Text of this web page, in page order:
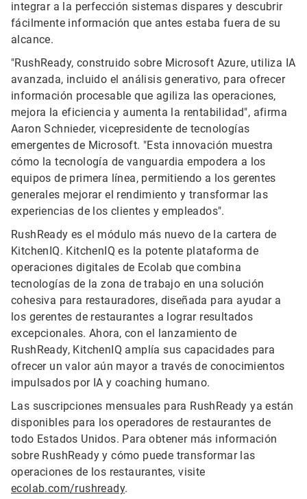
integrar a la perfección sistemas dispares y descubrir
fácilmente información que antes estaba fuera de su
alcance.
"RushReady, construido sobre Microsoft Azure, utiliza IA
avanzada, incluido el análisis generativo, para ofrecer
información procesable que agiliza las operaciones,
mejora la eficiencia y aumenta la rentabilidad", afirma
Aaron Schnieder, vicepresidente de tecnologías
emergentes de Microsoft. "Esta innovación muestra
cómo la tecnología de vanguardia empodera a los
equipos de primera línea, permitiendo a los gerentes
generales mejorar el rendimiento y transformar las
experiencias de los clientes y empleados".
RushReady es el módulo más nuevo de la cartera de
KitchenIQ. KitchenIQ es la potente plataforma de
operaciones digitales de Ecolab que combina
tecnologías de la zona de trabajo en una solución
cohesiva para restauradores, diseñada para ayudar a
los gerentes de restaurantes a lograr resultados
excepcionales. Ahora, con el lanzamiento de
RushReady, KitchenIQ amplía sus capacidades para
ofrecer un valor aún mayor a través de conocimientos
impulsados por IA y coaching humano.
Las suscripciones mensuales para RushReady ya están
disponibles para los operadores de restaurantes de
todo Estados Unidos. Para obtener más información
sobre RushReady y cómo puede transformar las
operaciones de los restaurantes, visite
ecolab.com/rushready.